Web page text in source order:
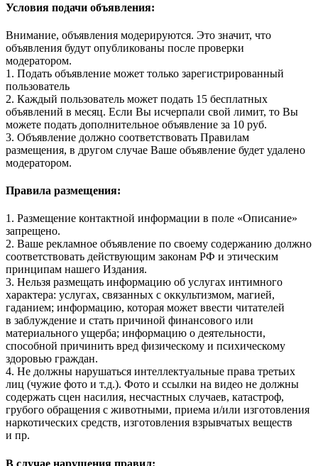
Условия подачи объявления:
Внимание, объявления модерируются. Это значит, что
объявления будут опубликованы после проверки
модератором.
1. Подать объявление может только зарегистрированный
пользователь
2. Каждый пользователь может подать 15 бесплатных
объявлений в месяц. Если Вы исчерпали свой лимит, то Вы
можете подать дополнительное объявление за 10 руб.
3. Объявление должно соответствовать Правилам
размещения, в другом случае Ваше объявление будет удалено
модератором.
Правила размещения:
1. Размещение контактной информации в поле «Описание»
запрещено.
2. Ваше рекламное объявление по своему содержанию должно
соответствовать действующим законам РФ и этическим
принципам нашего Издания.
3. Нельзя размещать информацию об услугах интимного
характера: услугах, связанных с оккультизмом, магией,
гаданием; информацию, которая может ввести читателей
в заблуждение и стать причиной финансового или
материального ущерба; информацию о деятельности,
способной причинить вред физическому и психическому
здоровью граждан.
4. Не должны нарушаться интеллектуальные права третьих
лиц (чужие фото и т.д.). Фото и ссылки на видео не должны
содержать сцен насилия, несчастных случаев, катастроф,
грубого обращения с животными, приема и/или изготовления
наркотических средств, изготовления взрывчатых веществ
и пр.
В случае нарушения правил: